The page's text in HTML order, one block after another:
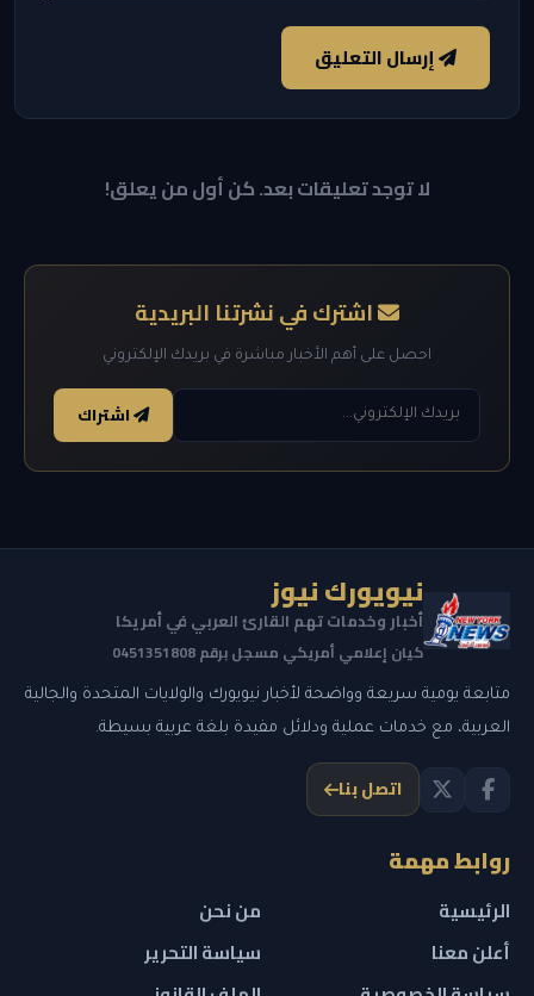
إرسال التعليق
لا توجد تعليقات بعد. كن أول من يعلق!
اشترك في نشرتنا البريدية
احصل على أهم الأخبار مباشرة في بريدك الإلكتروني
اشتراك
نيويورك نيوز
أخبار وخدمات تهم القارئ العربي في أمريكا
كيان إعلامي أمريكي مسجل برقم 0451351808
متابعة يومية سريعة وواضحة لأخبار نيويورك والولايات المتحدة والجالية
العربية، مع خدمات عملية ودلائل مفيدة بلغة عربية بسيطة.
اتصل بنا
روابط مهمة
الرئيسية
من نحن
أعلن معنا
سياسة التحرير